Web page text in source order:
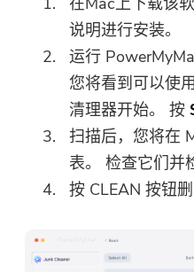
说明进行安装。
运行
您将看到可以使
清理器开始。 按
扫描后，您将在
表。 检查它们并
按 CLEAN 按钮删